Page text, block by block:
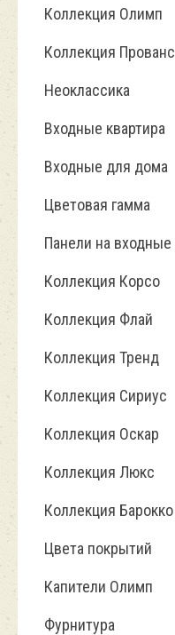
Коллекция Олимп
Коллекция Прованс
Неоклассика
Входные квартира
Входные для дома
Цветовая гамма
Панели на входные
Коллекция Корсо
Коллекция Флай
Коллекция Тренд
Коллекция Сириус
Коллекция Оскар
Коллекция Люкс
Коллекция Барокко
Цвета покрытий
Капители Олимп
Фурнитура